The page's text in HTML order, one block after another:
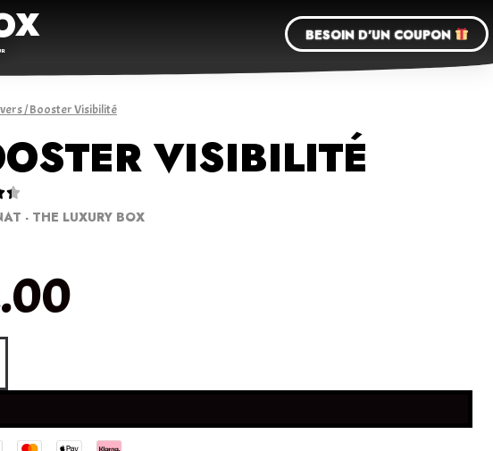
BESOIN D'UN COUPON
/ Booster Visibilité
VISIBILITÉ

- THE LUXURY BOX